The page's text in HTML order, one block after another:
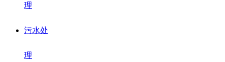
理
污水处
理